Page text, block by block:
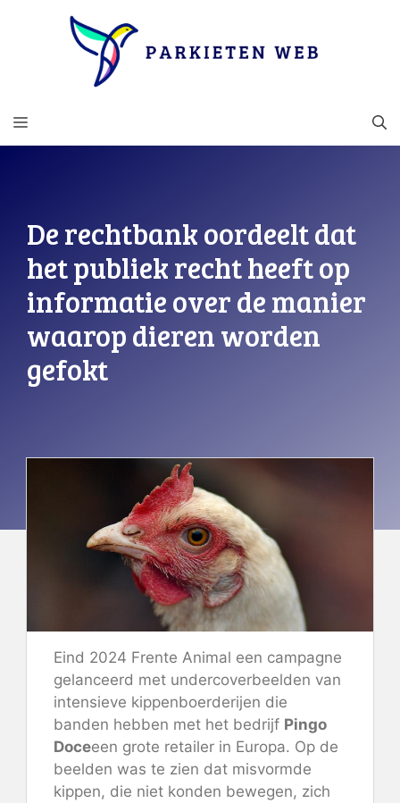
MENU
De rechtbank oordeelt dat
het publiek recht heeft op
informatie over de manier
waarop dieren worden
gefokt
Eind 2024 Frente Animal een campagne
gelanceerd met undercoverbeelden van
intensieve kippenboerderijen die
banden hebben met het bedrijf Pingo
Doceeen grote retailer in Europa. Op de
beelden was te zien dat misvormde
kippen, die niet konden bewegen, zich